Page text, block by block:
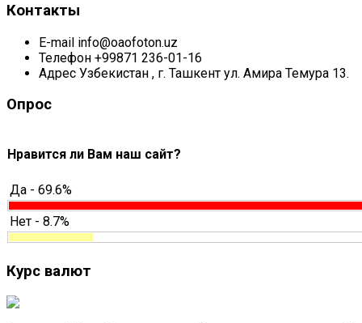
Контакты
E-mail info@oaofoton.uz
Телефон +99871 236-01-16
Адрес Узбекистан , г. Ташкент ул. Амира Темура 13.
Опрос
Нравится ли Вам наш сайт?
Да - 69.6%
Нет - 8.7%
Курс валют